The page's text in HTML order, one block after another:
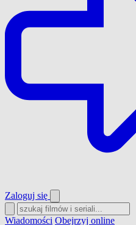
Zaloguj się
Wiadomości Obejrzyj online